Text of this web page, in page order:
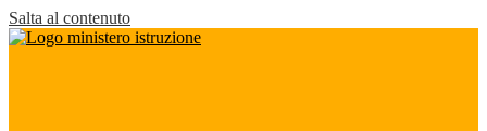
Salta al contenuto